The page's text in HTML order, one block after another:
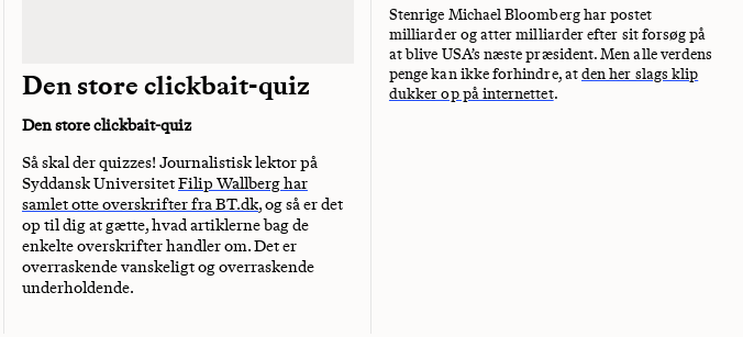
Den store clickbait-quiz
Den store clickbait-quiz
Så skal der quizzes! Journalistisk lektor på
Syddansk UniversitetFilip Wallberg har
samlet otte overskrifter fra BT.dk, og så er det
op til dig at gætte, hvad artiklerne bag de
enkelte overskrifter handler om. Det er
overraskende vanskeligt og overraskende
underholdende.
Stenrige Michael Bloomberg har postet
milliarder og atter milliarder efter sit forsøg på
at blive USA’s næste præsident. Men alle verdens
penge kan ikke forhindre, atden her slags klip
dukker op på internettet.